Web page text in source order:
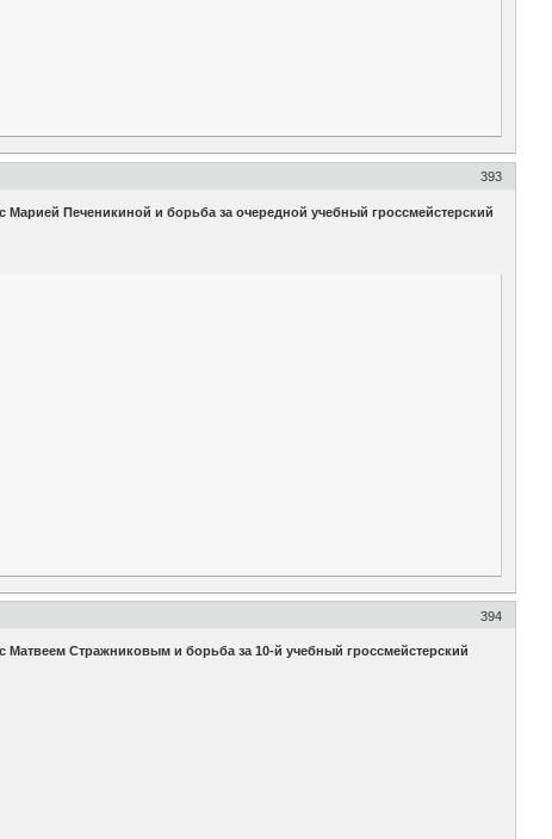
393
Печеникиной и борьба за очередной учебный гроссмейстерский
394
Стражниковым и борьба за 10-й учебный гроссмейстерский